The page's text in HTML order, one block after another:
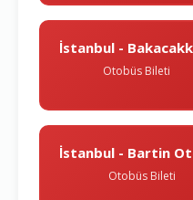
İstanbul -
Otobüs Bileti
İstanbul - Bartin
Otobüs Bileti